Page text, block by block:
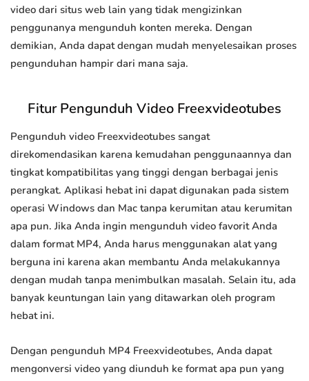
video dari situs web lain yang tidak mengizinkan
penggunanya mengunduh konten mereka. Dengan
demikian, Anda dapat dengan mudah menyelesaikan proses
pengunduhan hampir dari mana saja.
Fitur Pengunduh Video Freexvideotubes
Pengunduh video Freexvideotubes sangat
direkomendasikan karena kemudahan penggunaannya dan
tingkat kompatibilitas yang tinggi dengan berbagai jenis
perangkat. Aplikasi hebat ini dapat digunakan pada sistem
operasi Windows dan Mac tanpa kerumitan atau kerumitan
apa pun. Jika Anda ingin mengunduh video favorit Anda
dalam format MP4, Anda harus menggunakan alat yang
berguna ini karena akan membantu Anda melakukannya
dengan mudah tanpa menimbulkan masalah. Selain itu, ada
banyak keuntungan lain yang ditawarkan oleh program
hebat ini.
Dengan pengunduh MP4 Freexvideotubes, Anda dapat
mengonversi video yang diunduh ke format apa pun yang